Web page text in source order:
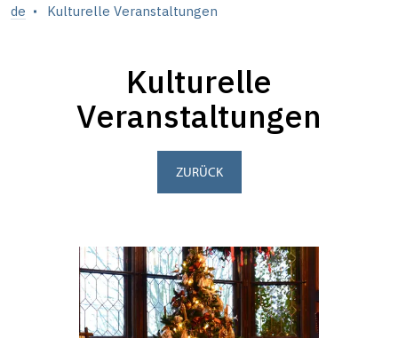
de Kulturelle Veranstaltungen
Kulturelle
Veranstaltungen
ZURÜCK